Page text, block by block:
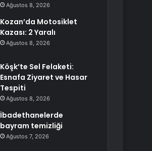
Ağustos 8, 2026
Kozan’da Motosiklet
Kazası: 2 Yaralı
Ağustos 8, 2026
Köşk’te Sel Felaketi:
Esnafa Ziyaret ve Hasar
Tespiti
Ağustos 8, 2026
İbadethanelerde
bayram temizliği
Ağustos 7, 2026